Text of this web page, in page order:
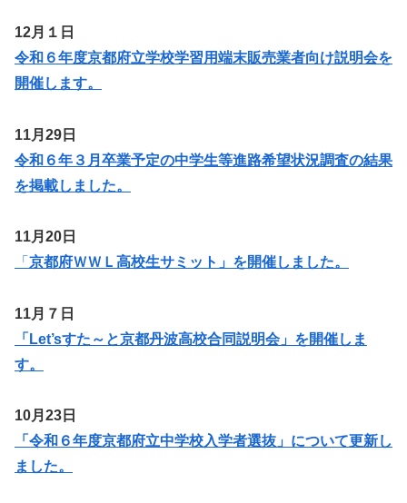
12月１日
令和６年度京都府立学校学習用端末販売業者向け説明会を
開催します。
11月29日
令和６年３月卒業予定の中学生等進路希望状況調査の結果
を掲載しました。
11月20日
「 京都府ＷＷＬ高校生サミット」を開催しました。
11月７日
「Let’sすた～と京都丹波高校合同説明会」を開催しま
す。
10月23日
「令和６年度京都府立中学校入学者選抜」について更新し
ました。